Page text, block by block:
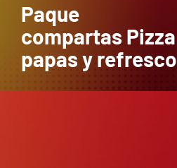
Paque
compartas Pizza
papas y refresco